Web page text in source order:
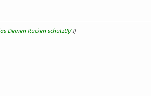
Deinen Rücken schützt![/I]